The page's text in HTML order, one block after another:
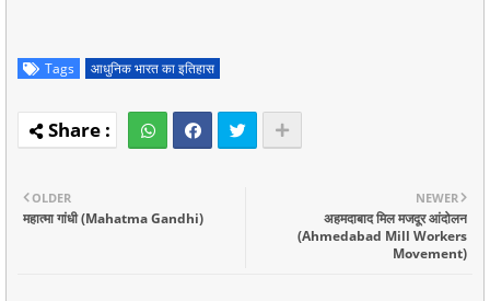
Tags आधुनिक भारत का इतिहास
NEWER
अहमदाबाद मिल मजदूर आंदोलन
(Ahmedabad Mill Workers
Movement)
OLDER
महात्मा गांधी (Mahatma Gandhi)